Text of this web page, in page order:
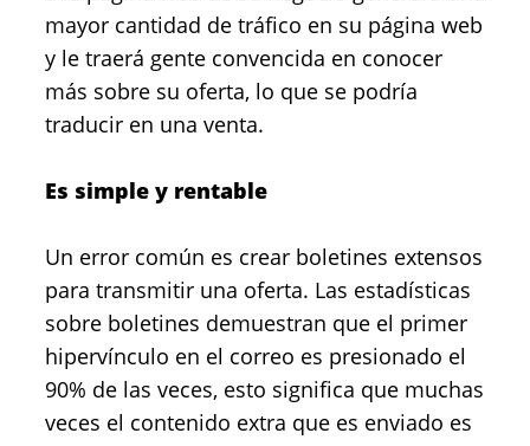
mayor cantidad de tráfico en su página web
y le traerá gente convencida en conocer
más sobre su oferta, lo que se podría
traducir en una venta.
Es simple y rentable
Un error común es crear boletines extensos
para transmitir una oferta. Las estadísticas
sobre boletines demuestran que el primer
hipervínculo en el correo es presionado el
90% de las veces, esto significa que muchas
veces el contenido extra que es enviado es